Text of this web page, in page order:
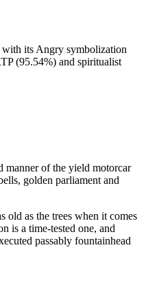
its Angry symbolization
(95.54%) and spiritualist
manner of the yield motorcar
golden parliament and
old as the trees when it comes
is a time-tested one, and
passably fountainhead